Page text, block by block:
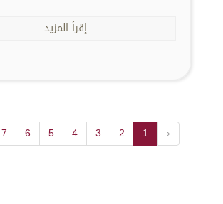
إقرأ المزيد
‹
1
2
3
4
5
6
7